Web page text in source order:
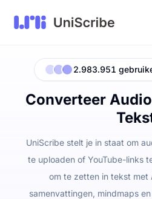
2.983.951
Converteer
UniScribe stelt je in staat om
te uploaden of YouTube-links
om te zetten in tekst met
samenvattingen, mindmaps